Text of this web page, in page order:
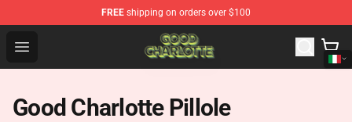
FREE shipping on orders over $100
Open menu
Good Charlotte Store - Official Good Charlotte
Good Charlotte Pillole